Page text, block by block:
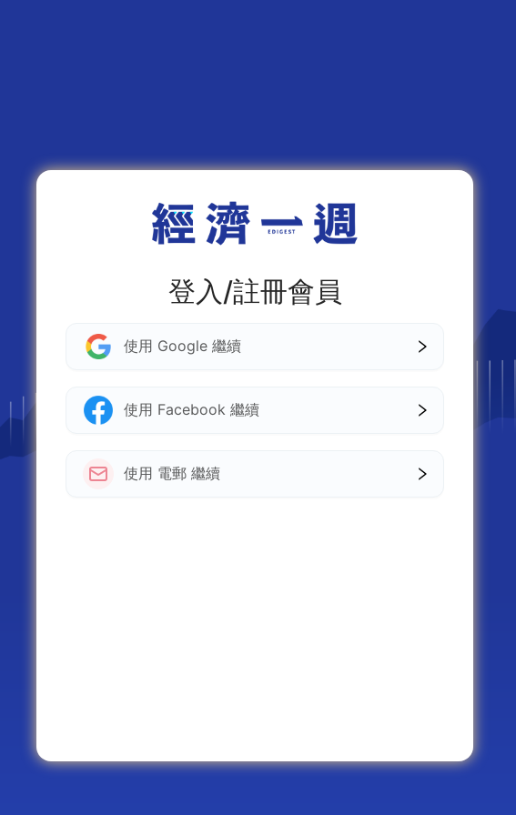
登入/註冊會員
使用 Google 繼續
使用 Facebook 繼續
使用 電郵 繼續